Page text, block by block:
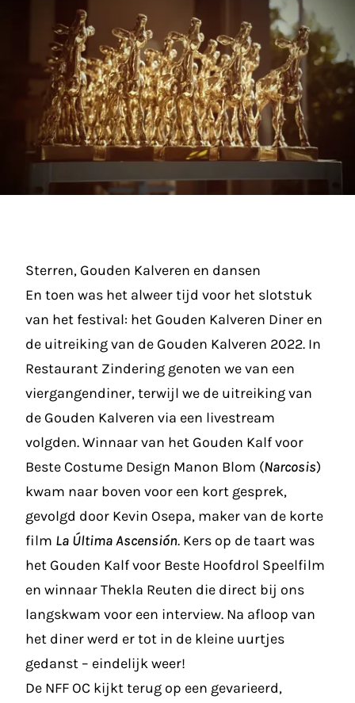
Sterren, Gouden Kalveren en dansen
En toen was het alweer tijd voor het slotstuk
van het festival: het Gouden Kalveren Diner en
de uitreiking van de Gouden Kalveren 2022. In
Restaurant Zindering genoten we van een
viergangendiner, terwijl we de uitreiking van
de Gouden Kalveren via een livestream
volgden. Winnaar van het Gouden Kalf voor
Beste Costume Design Manon Blom (Narcosis)
kwam naar boven voor een kort gesprek,
gevolgd door Kevin Osepa, maker van de korte
film La Última Ascensión. Kers op de taart was
het Gouden Kalf voor Beste Hoofdrol Speelfilm
en winnaar Thekla Reuten die direct bij ons
langskwam voor een interview. Na afloop van
het diner werd er tot in de kleine uurtjes
gedanst – eindelijk weer!
De NFF OC kijkt terug op een gevarieerd,